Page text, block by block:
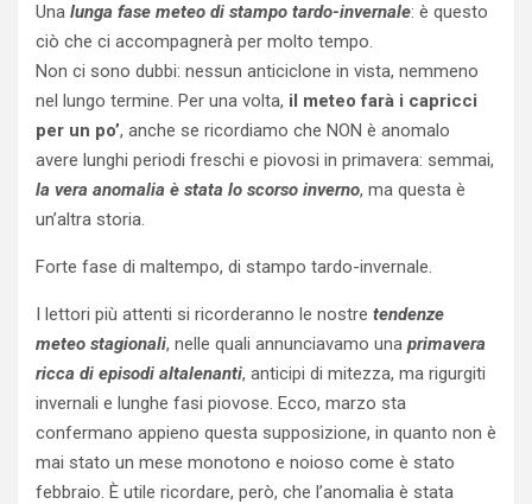
Una lunga fase meteo di stampo tardo-invernale: è questo
ciò che ci accompagnerà per molto tempo.
Non ci sono dubbi: nessun anticiclone in vista, nemmeno
nel lungo termine. Per una volta, il meteo farà i capricci
per un po’, anche se ricordiamo che NON è anomalo
avere lunghi periodi freschi e piovosi in primavera: semmai,
la vera anomalia è stata lo scorso inverno, ma questa è
un’altra storia.
Forte fase di maltempo, di stampo tardo-invernale.
I lettori più attenti si ricorderanno le nostre tendenze
meteo stagionali, nelle quali annunciavamo una primavera
ricca di episodi altalenanti, anticipi di mitezza, ma rigurgiti
invernali e lunghe fasi piovose. Ecco, marzo sta
confermano appieno questa supposizione, in quanto non è
mai stato un mese monotono e noioso come è stato
febbraio. È utile ricordare, però, che l’anomalia è stata